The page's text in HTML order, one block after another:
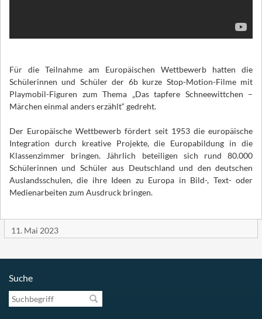
Für die Teilnahme am Europäischen Wettbewerb hatten die
Schülerinnen und Schüler der 6b kurze Stop-Motion-Filme mit
Playmobil-Figuren zum Thema „Das tapfere Schneewittchen –
Märchen einmal anders erzählt“ gedreht.
Der Europäische Wettbewerb fördert seit 1953 die europäische
Integration durch kreative Projekte, die Europabildung in die
Klassenzimmer bringen. Jährlich beteiligen sich rund 80.000
Schülerinnen und Schüler aus Deutschland und den deutschen
Auslandsschulen, die ihre Ideen zu Europa in Bild-, Text- oder
Medienarbeiten zum Ausdruck bringen.
11. Mai 2023
Suche
Suchbegriff